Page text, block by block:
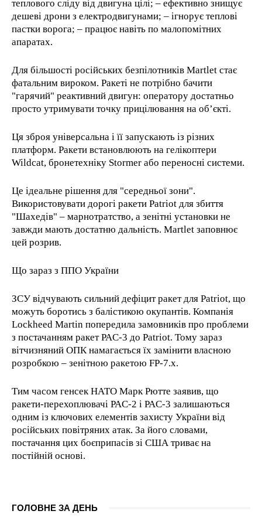
теплового сліду від двигуна цілі; – ефективно знищує
дешеві дрони з електродвигунами; – ігнорує теплові
пастки ворога; – працює навіть по малопомітних
апаратах.
Для більшості російських безпілотників Martlet стає
фатальним вироком. Ракеті не потрібно бачити
"гарячий" реактивний двигун: оператору достатньо
просто утримувати точку прицілювання на об’єкті.
Ця зброя універсальна і її запускають із різних
платформ. Ракети встановлюють на гелікоптери
Wildcat, бронетехніку Stormer або переносні системи.
Це ідеальне рішення для "середньої зони".
Використовувати дорогі ракети Patriot для збиття
"Шахедів" – марнотратство, а зенітні установки не
завжди мають достатню дальність. Martlet заповнює
цей розрив.
Що зараз з ППО України
ЗСУ відчувають сильний дефіцит ракет для Patriot, що
можуть боротись з балістикою окупантів. Компанія
Lockheed Martin попередила замовників про проблеми
з постачанням ракет PAC-3 до Patriot. Тому зараз
вітчизняний ОПК намагається їх замінити власною
розробкою – зенітною ракетою FP-7.x.
Тим часом генсек НАТО Марк Рютте заявив, що
ракети-перехоплювачі PAC-2 і PAC-3 залишаються
одним із ключових елементів захисту України від
російських повітряних атак. За його словами,
постачання цих боєприпасів зі США триває на
постійній основі.
ГОЛОВНЕ ЗА ДЕНЬ